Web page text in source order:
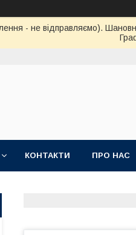
- не відправляємо). Шановні
КОНТАКТИ ПРО НАС